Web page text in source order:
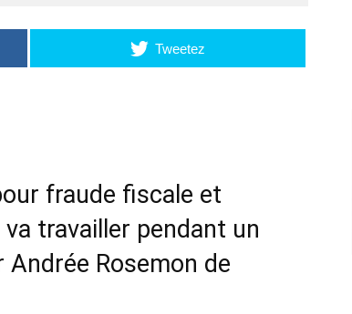
Tweetez
fraude fiscale et
travailler pendant un
Rosemon de